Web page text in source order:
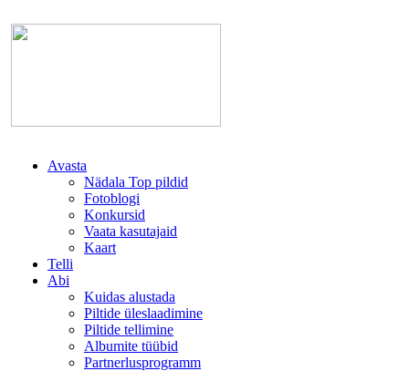
Avasta
Nädala Top pildid
Fotoblogi
Konkursid
Vaata kasutajaid
Kaart
Telli
Abi
Kuidas alustada
Piltide üleslaadimine
Piltide tellimine
Albumite tüübid
Partnerlusprogramm